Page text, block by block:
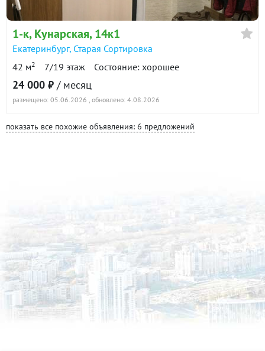
1-к, Кунарская, 14к1
Екатеринбург, Старая Сортировка
42 м2 7/19 этаж Состояние: хорошее
24 000 ₽ / месяц
размещено: 05.06.2026 , обновлено: 4.08.2026
показать все похожие объявления: 6 предложений